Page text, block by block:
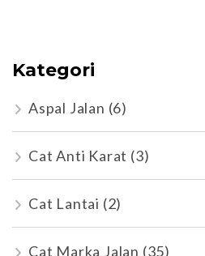
Kategori
Aspal Jalan (6)
Cat Anti Karat (3)
Cat Lantai (2)
Cat Marka Jalan (35)